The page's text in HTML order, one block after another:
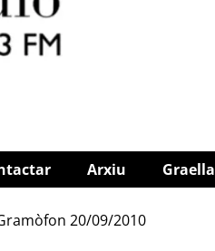
Arxiu Graella
20/09/2010